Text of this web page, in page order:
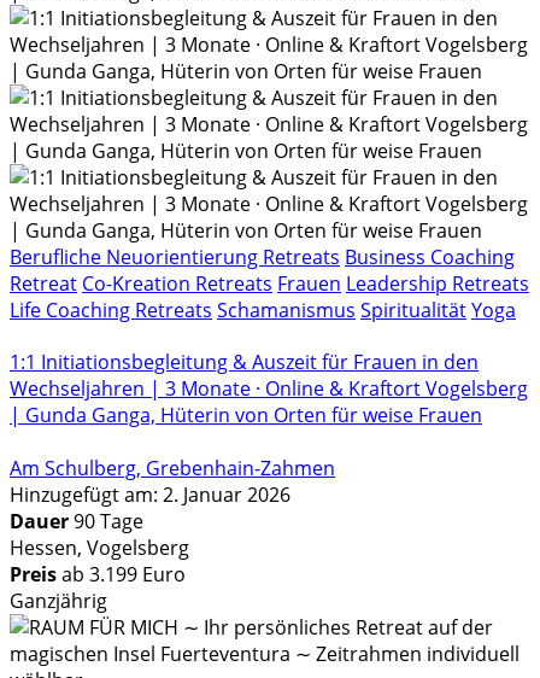
Berufliche Neuorientierung Retreats Business Coaching
Retreat Co-Kreation Retreats Frauen Leadership Retreats
Life Coaching Retreats Schamanismus SpiritualitätYoga
1:1 Initiationsbegleitung & Auszeit für Frauen in den
Wechseljahren | 3 Monate · Online & Kraftort Vogelsberg
| Gunda Ganga, Hüterin von Orten für weise Frauen
Am Schulberg, Grebenhain-Zahmen
Hinzugefügt am: 2. Januar 2026
Dauer90 Tage
Hessen, Vogelsberg
Preisab 3.199 Euro
Ganzjährig